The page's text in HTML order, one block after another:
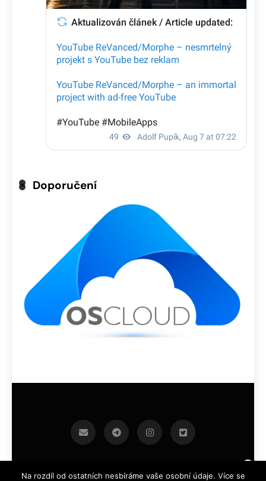
Doporučení
infoek.cz 2026.Developed By BlazeThemes .
Na rozdíl od ostatních nesbíráme vaše osobní údaje. Více se